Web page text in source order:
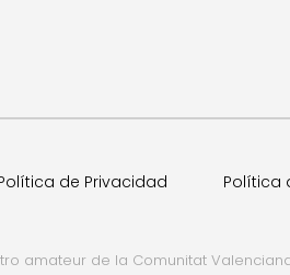
de Privacidad Política
amateur de la Comunitat